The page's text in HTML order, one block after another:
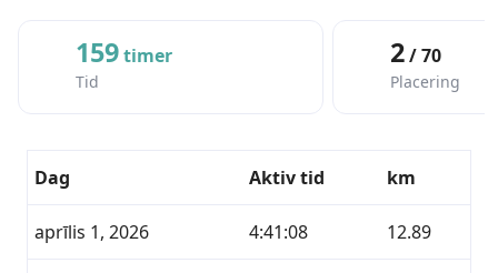
159timer
Tid
2/ 70
Placering
Dag Aktiv tid km
aprīlis 1, 2026 4:41:08 12.89